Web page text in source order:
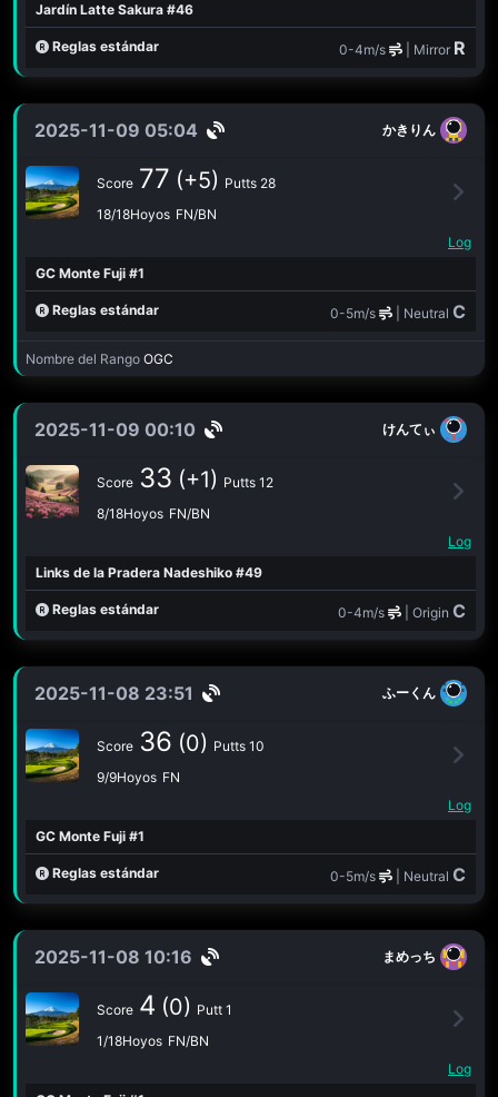
Jardín Latte Sakura #46
Reglas estándar 0-4m/s | Mirror R
2025-11-09 05:04 かきりん
Score 77 (+5) Putts 28
18/18Hoyos FN/BN
Log
GC Monte Fuji #1
Reglas estándar 0-5m/s | Neutral C
Nombre del Rango OGC
2025-11-09 00:10 けんてぃ
Score 33 (+1) Putts 12
8/18Hoyos FN/BN
Log
Links de la Pradera Nadeshiko #49
Reglas estándar 0-4m/s | Origin C
2025-11-08 23:51 ふーくん
Score 36 (0) Putts 10
9/9Hoyos FN
Log
GC Monte Fuji #1
Reglas estándar 0-5m/s | Neutral C
2025-11-08 10:16 まめっち
Score 4 (0) Putt 1
1/18Hoyos FN/BN
Log